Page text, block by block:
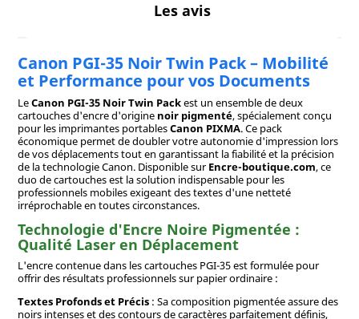
Les avis
Canon PGI-35 Noir Twin Pack – Mobilité
et Performance pour vos Documents
LeCanon PGI-35 Noir Twin Packest un ensemble de deux
cartouches d'encre d'origine noir pigmenté, spécialement conçu
pour les imprimantes portablesCanon PIXMA. Ce pack
économique permet de doubler votre autonomie d'impression lors
de vos déplacements tout en garantissant la fiabilité et la précision
de la technologie Canon. Disponible surEncre-boutique.com, ce
duo de cartouches est la solution indispensable pour les
professionnels mobiles exigeant des textes d'une netteté
irréprochable en toutes circonstances.
Technologie d'Encre Noire Pigmentée :
Qualité Laser en Déplacement
L'encre contenue dans les cartouches PGI-35 est formulée pour
offrir des résultats professionnels sur papier ordinaire :
Textes Profonds et Précis: Sa composition pigmentée assure des
noirs intenses et des contours de caractères parfaitement définis,